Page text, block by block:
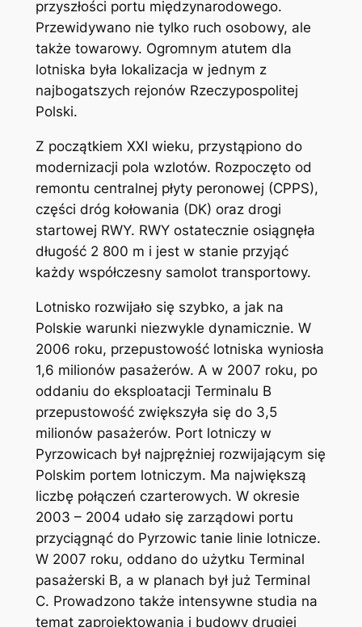
przyszłości portu międzynarodowego.
Przewidywano nie tylko ruch osobowy, ale
także towarowy. Ogromnym atutem dla
lotniska była lokalizacja w jednym z
najbogatszych rejonów Rzeczypospolitej
Polski.
Z początkiem XXI wieku, przystąpiono do
modernizacji pola wzlotów. Rozpoczęto od
remontu centralnej płyty peronowej (CPPS),
części dróg kołowania (DK) oraz drogi
startowej RWY. RWY ostatecznie osiągnęła
długość 2 800 m i jest w stanie przyjąć
każdy współczesny samolot transportowy.
Lotnisko rozwijało się szybko, a jak na
Polskie warunki niezwykle dynamicznie. W
2006 roku, przepustowość lotniska wyniosła
1,6 milionów pasażerów. A w 2007 roku, po
oddaniu do eksploatacji Terminalu B
przepustowość zwiększyła się do 3,5
milionów pasażerów. Port lotniczy w
Pyrzowicach był najprężniej rozwijającym się
Polskim portem lotniczym. Ma największą
liczbę połączeń czarterowych. W okresie
2003 – 2004 udało się zarządowi portu
przyciągnąć do Pyrzowic tanie linie lotnicze.
W 2007 roku, oddano do użytku Terminal
pasażerski B, a w planach był już Terminal
C. Prowadzono także intensywne studia na
temat zaprojektowania i budowy drugiej